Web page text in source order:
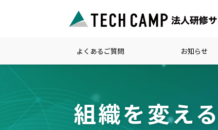
よくあるご質問 お知らせ
組織を変え